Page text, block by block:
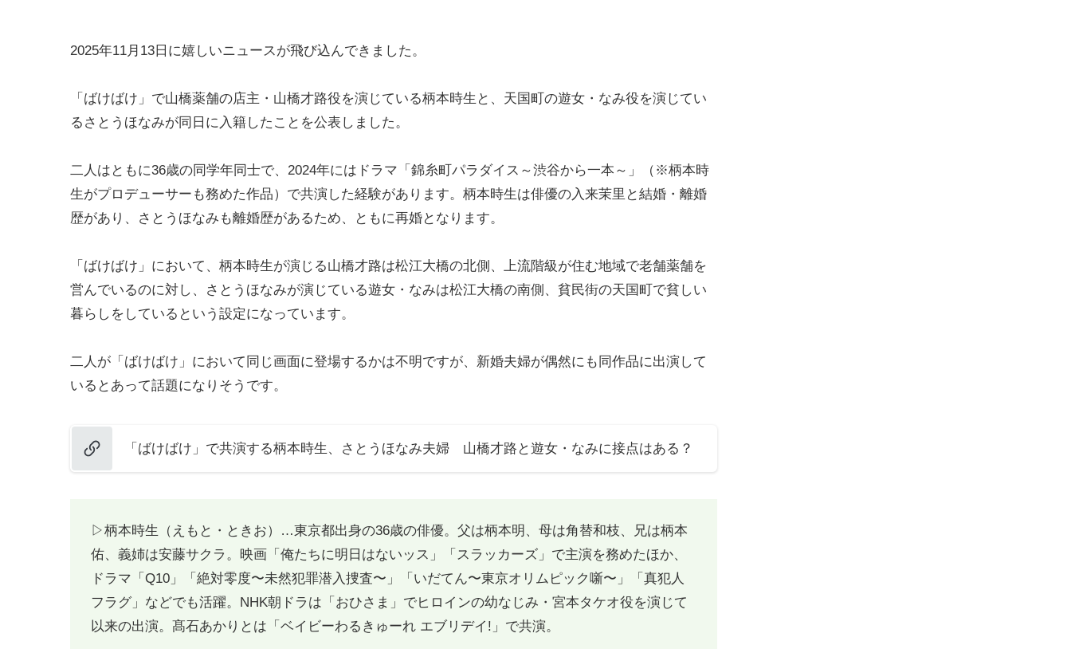
2025年11月13日に嬉しいニュースが飛び込んできました。
「ばけばけ」で山橋薬舗の店主・山橋才路役を演じている柄本時生と、天国町の遊女・なみ役を演じてい
るさとうほなみが同日に入籍したことを公表しました。
二人はともに36歳の同学年同士で、2024年にはドラマ「錦糸町パラダイス～渋谷から一本～」（※柄本時
生がプロデューサーも務めた作品）で共演した経験があります。柄本時生は俳優の入来茉里と結婚・離婚
歴があり、さとうほなみも離婚歴があるため、ともに再婚となります。
「ばけばけ」において、柄本時生が演じる山橋才路は松江大橋の北側、上流階級が住む地域で老舗薬舗を
営んでいるのに対し、さとうほなみが演じている遊女・なみは松江大橋の南側、貧民街の天国町で貧しい
暮らしをしているという設定になっています。
二人が「ばけばけ」において同じ画面に登場するかは不明ですが、新婚夫婦が偶然にも同作品に出演して
いるとあって話題になりそうです。
「ばけばけ」で共演する柄本時生、さとうほなみ夫婦 山橋才路と遊女・なみに接点はある？
▷柄本時生（えもと・ときお）…東京都出身の36歳の俳優。父は柄本明、母は角替和枝、兄は柄本
佑、義姉は安藤サクラ。映画「俺たちに明日はないッス」「スラッカーズ」で主演を務めたほか、
ドラマ「Q10」「絶対零度〜未然犯罪潜入捜査〜」「いだてん〜東京オリムピック噺〜」「真犯人
フラグ」などでも活躍。NHK朝ドラは「おひさま」でヒロインの幼なじみ・宮本タケオ役を演じて
以来の出演。髙石あかりとは「ベイビーわるきゅーれ エブリデイ!」で共演。